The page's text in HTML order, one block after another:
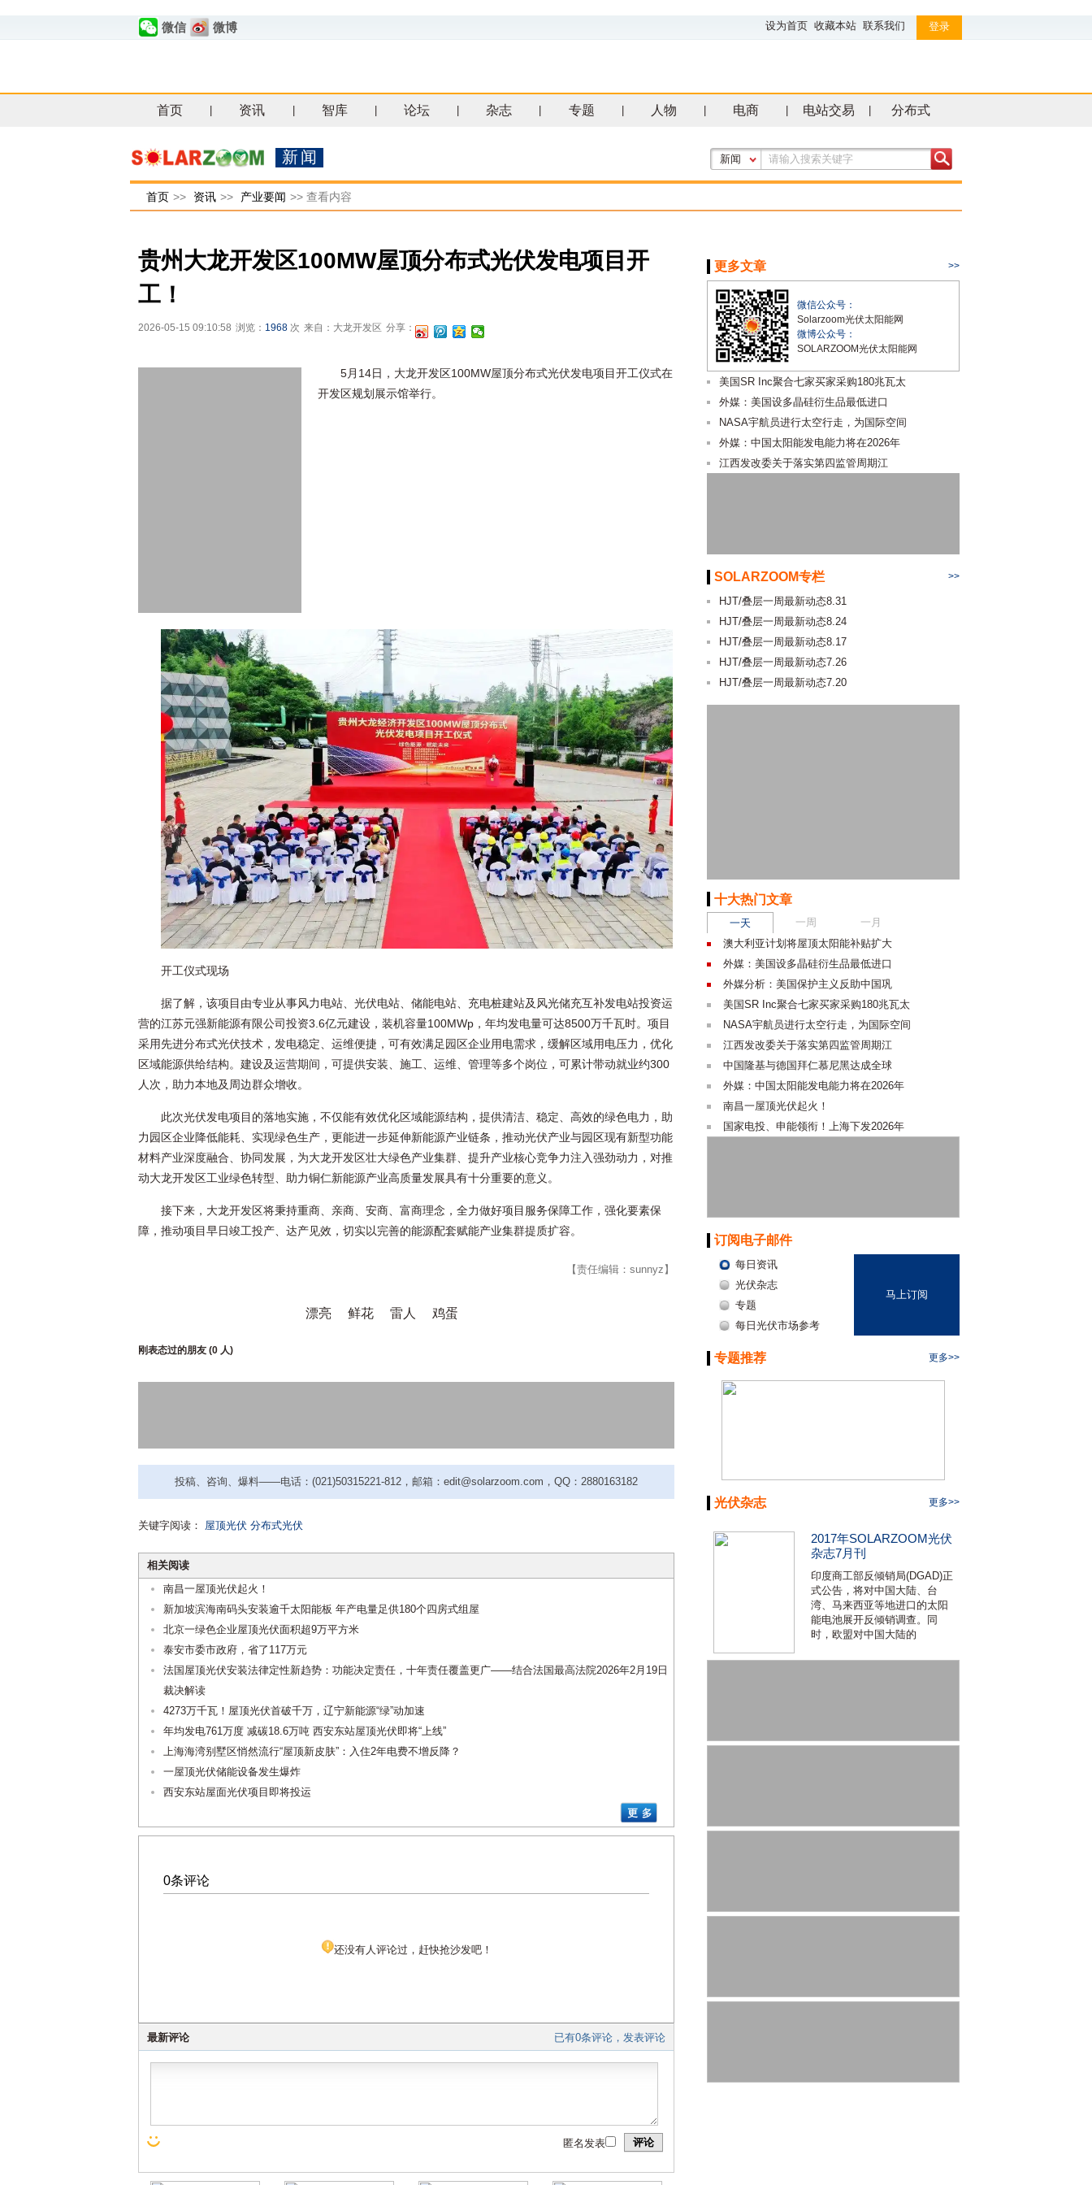
微信 微博 设为首页 收藏本站 联系我们 登录
首页 资讯 智库 论坛 杂志 专题 人物 电商 电站交易 分布式
新闻 新闻
首页 >> 资讯 >> 产业要闻 >> 查看内容
贵州大龙开发区100MW屋顶分布式光伏发电项目开
工！
2026-05-15 09:10:58 浏览： 1968 次 来自：大龙开发区 分享：
5月14日，大龙开发区100MW屋顶分布式光伏发电项目开工仪式在
开发区规划展示馆举行。
开工仪式现场
据了解，该项目由专业从事风力电站、光伏电站、储能电站、充电桩建站及风光储充互补发电站投资运
营的江苏元强新能源有限公司投资3.6亿元建设，装机容量100MWp，年均发电量可达8500万千瓦时。项目
采用先进分布式光伏技术，发电稳定、运维便捷，可有效满足园区企业用电需求，缓解区域用电压力，优化
区域能源供给结构。建设及运营期间，可提供安装、施工、运维、管理等多个岗位，可累计带动就业约300
人次，助力本地及周边群众增收。
此次光伏发电项目的落地实施，不仅能有效优化区域能源结构，提供清洁、稳定、高效的绿色电力，助
力园区企业降低能耗、实现绿色生产，更能进一步延伸新能源产业链条，推动光伏产业与园区现有新型功能
材料产业深度融合、协同发展，为大龙开发区壮大绿色产业集群、提升产业核心竞争力注入强劲动力，对推
动大龙开发区工业绿色转型、助力铜仁新能源产业高质量发展具有十分重要的意义。
接下来，大龙开发区将秉持重商、亲商、安商、富商理念，全力做好项目服务保障工作，强化要素保
障，推动项目早日竣工投产、达产见效，切实以完善的能源配套赋能产业集群提质扩容。
【责任编辑：sunnyz】
漂亮 鲜花 雷人 鸡蛋
刚表态过的朋友 (0 人)
投稿、咨询、爆料——电话：(021)50315221-812，邮箱：edit@solarzoom.com，QQ：2880163182
关键字阅读： 屋顶光伏 分布式光伏
相关阅读
南昌一屋顶光伏起火！
新加坡滨海南码头安装逾千太阳能板 年产电量足供180个四房式组屋
北京一绿色企业屋顶光伏面积超9万平方米
泰安市委市政府，省了117万元
法国屋顶光伏安装法律定性新趋势：功能决定责任，十年责任覆盖更广——结合法国最高法院2026年2月19日
裁决解读
4273万千瓦！屋顶光伏首破千万，辽宁新能源“绿”动加速
年均发电761万度 减碳18.6万吨 西安东站屋顶光伏即将“上线”
上海海湾别墅区悄然流行“屋顶新皮肤”：入住2年电费不增反降？
一屋顶光伏储能设备发生爆炸
西安东站屋面光伏项目即将投运
0条评论
还没有人评论过，赶快抢沙发吧！
已有0条评论，发表评论
最新评论
评论
匿名发表
更多文章 >>
微信公众号：
Solarzoom光伏太阳能网
微博公众号：
SOLARZOOM光伏太阳能网
美国SR Inc聚合七家买家采购180兆瓦太
外媒：美国设多晶硅衍生品最低进口
NASA宇航员进行太空行走，为国际空间
外媒：中国太阳能发电能力将在2026年
江西发改委关于落实第四监管周期江
SOLARZOOM专栏 >>
HJT/叠层一周最新动态8.31
HJT/叠层一周最新动态8.24
HJT/叠层一周最新动态8.17
HJT/叠层一周最新动态7.26
HJT/叠层一周最新动态7.20
十大热门文章
一天 一周
一月
澳大利亚计划将屋顶太阳能补贴扩大
外媒：美国设多晶硅衍生品最低进口
外媒分析：美国保护主义反助中国巩
美国SR Inc聚合七家买家采购180兆瓦太
NASA宇航员进行太空行走，为国际空间
江西发改委关于落实第四监管周期江
中国隆基与德国拜仁慕尼黑达成全球
外媒：中国太阳能发电能力将在2026年
南昌一屋顶光伏起火！
国家电投、申能领衔！上海下发2026年
订阅电子邮件
每日资讯
光伏杂志
专题
每日光伏市场参考
马上订阅
专题推荐 更多>>
光伏杂志 更多>>
2017年SOLARZOOM光伏
杂志7月刊
印度商工部反倾销局(DGAD)正
式公告，将对中国大陆、台
湾、马来西亚等地进口的太阳
能电池展开反倾销调查。同
时，欧盟对中国大陆的